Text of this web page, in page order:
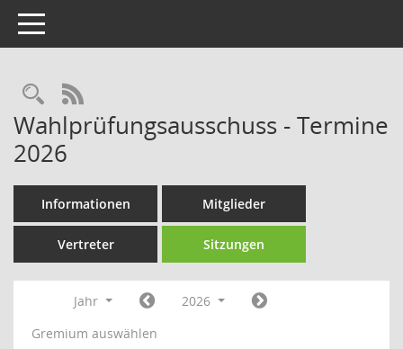
Toggle navigation
Rechercheauswahl
RSS-Feed
Wahlprüfungsausschuss - Termine
2026
Informationen Mitglieder
Vertreter Sitzungen
Jahr
2026
Gremium auswählen